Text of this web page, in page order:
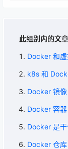
此组别内的文章
Docker 和虚
k8s 和
Docker 镜像
Docker 容器
Docker 是干
Docker 仓库